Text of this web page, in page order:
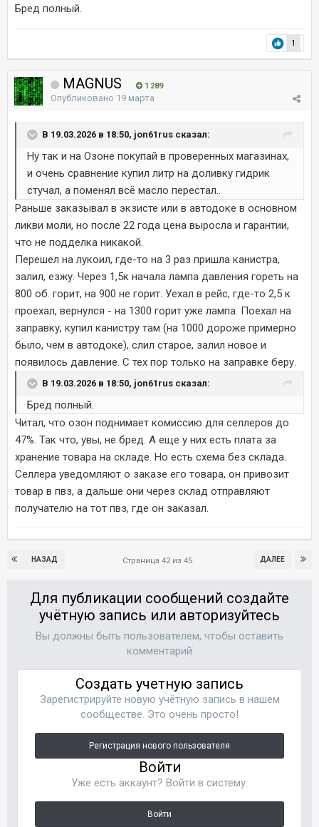
Бред полный.
1
MAGNUS 1 289
Опубликовано 19 марта
В 19.03.2026 в 18:50, jon61rus сказал:
Ну так и на Озоне покупай в проверенных магазинах,
и очень сравнение купил литр на доливку гидрик
стучал, а поменял всё масло перестал..
Раньше заказывал в экзисте или в автодоке в основном
ликви моли, но после 22 года цена выросла и гарантии,
что не подделка никакой.
Перешел на лукоил, где-то на 3 раз пришла канистра,
залил, езжу. Через 1,5к начала лампа давления гореть на
800 об. горит, на 900 не горит. Уехал в рейс, где-то 2,5 к
проехал, вернулся - на 1300 горит уже лампа. Поехал на
заправку, купил канистру там (на 1000 дороже примерно
было, чем в автодоке), слил старое, залил новое и
появилось давление. С тех пор только на заправке беру.
В 19.03.2026 в 18:50, jon61rus сказал:
Бред полный.
Читал, что озон поднимает комиссию для селлеров до
47%. Так что, увы, не бред. А еще у них есть плата за
хранение товара на складе. Но есть схема без склада.
Селлера уведомляют о заказе его товара, он привозит
товар в пвз, а дальше они через склад отправляют
получателю на тот пвз, где он заказал.
НАЗАД ДАЛЕЕ
Страница 42 из 45
Для публикации сообщений создайте
учётную запись или авторизуйтесь
Вы должны быть пользователем, чтобы оставить
комментарий
Создать учетную запись
Зарегистрируйте новую учётную запись в нашем
сообществе. Это очень просто!
Регистрация нового пользователя
Войти
Уже есть аккаунт? Войти в систему.
Войти